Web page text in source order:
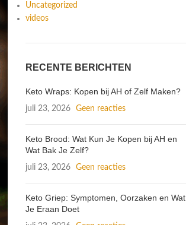
Uncategorized
videos
RECENTE BERICHTEN
Keto Wraps: Kopen bij AH of Zelf Maken?
juli 23, 2026 Geen reacties
Keto Brood: Wat Kun Je Kopen bij AH en
Wat Bak Je Zelf?
juli 23, 2026 Geen reacties
Keto Griep: Symptomen, Oorzaken en Wat
Je Eraan Doet